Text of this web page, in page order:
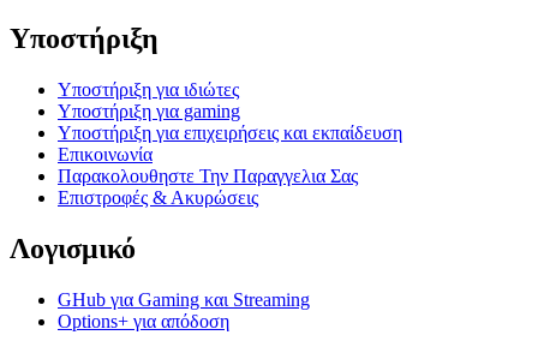
Υποστήριξη
Υποστήριξη για ιδιώτες
Υποστήριξη για gaming
Υποστήριξη για επιχειρήσεις και εκπαίδευση
Επικοινωνία
Παρακολουθηστε Την Παραγγελια Σας
Επιστροφές & Ακυρώσεις
Λογισμικό
GHub για Gaming και Streaming
Options+ για απόδοση